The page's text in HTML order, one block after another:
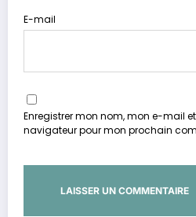
E-mail
Enregistrer mon nom, mon e-mail
navigateur pour mon prochain